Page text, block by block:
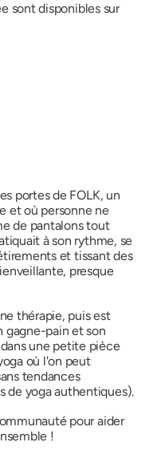
sont disponibles sur
portes de FOLK, un
et où personne ne
de pantalons tout
à son rythme, se
et tissant des
presque
thérapie, puis est
gagne-pain et son
une petite pièce
où l'on peut
tendances
de yoga authentiques).
pour aider
!